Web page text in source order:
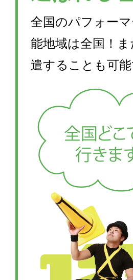
全国のパフォー
能地域は全国！
遣することも可能